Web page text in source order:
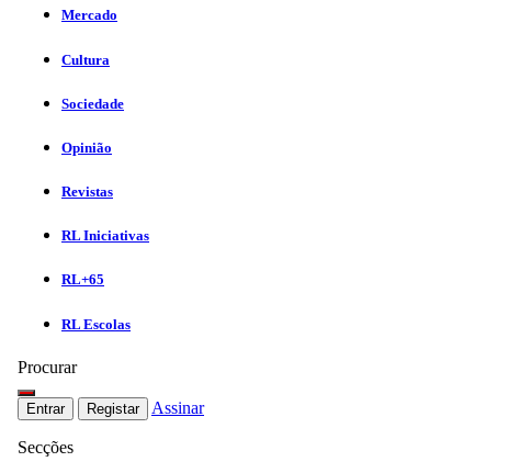
Mercado
Cultura
Sociedade
Opinião
Revistas
RL Iniciativas
RL+65
RL Escolas
Procurar
Entrar Registar Assinar
Secções